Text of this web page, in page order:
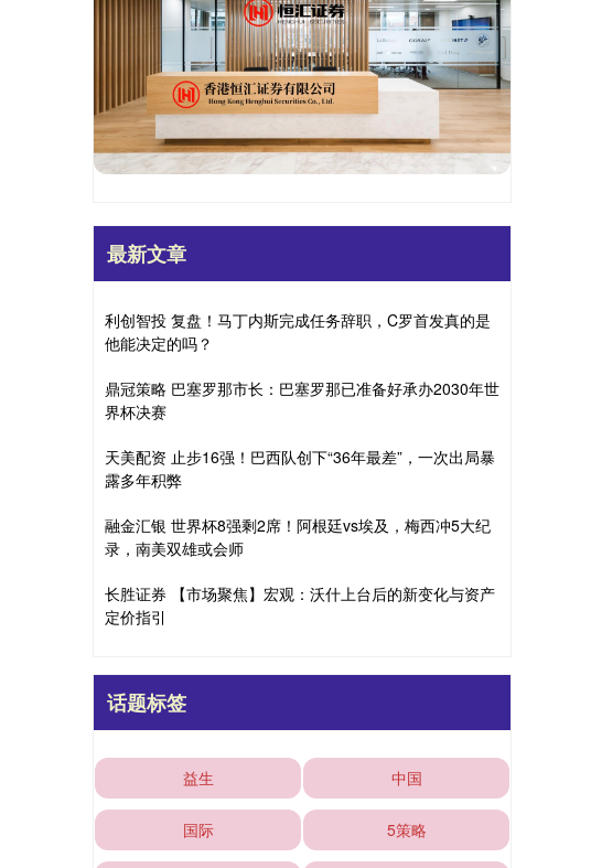
最新文章
利创智投 复盘！马丁内斯完成任务辞职，C罗首发真的是
他能决定的吗？
鼎冠策略 巴塞罗那市长：巴塞罗那已准备好承办2030年世
界杯决赛
天美配资 止步16强！巴西队创下“36年最差”，一次出局暴
露多年积弊
融金汇银 世界杯8强剩2席！阿根廷vs埃及，梅西冲5大纪
录，南美双雄或会师
长胜证券 【市场聚焦】宏观：沃什上台后的新变化与资产
定价指引
话题标签
益生 中国
国际 5策略